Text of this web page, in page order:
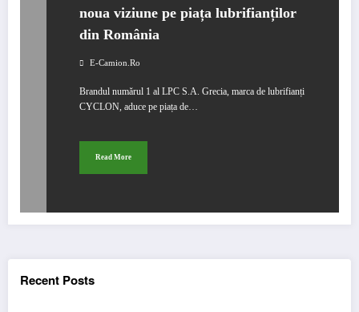
noua viziune pe piața lubrifianților
din România
E-Camion.ro
Brandul numărul 1 al LPC S.A. Grecia, marca de lubrifianți
CYCLON, aduce pe piața de…
Read More
Recent Posts